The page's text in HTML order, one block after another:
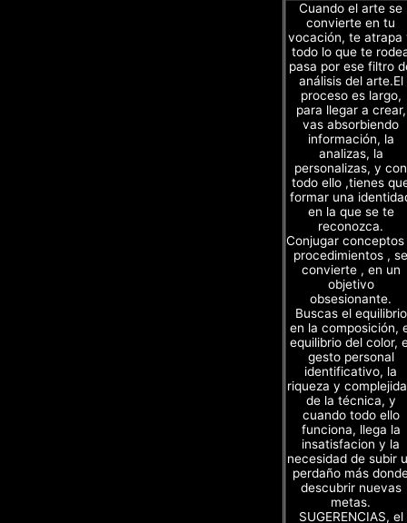
Cuando el arte se
convierte en tu
vocación, te atrapa
todo lo que te
pasa por ese filtro
análisis del arte.El
proceso es largo,
para llegar a crear,
vas absorbiendo
información, la
analizas, la
personalizas, y con
todo ello ,tienes
formar una
en la que se te
reconozca.
Conjugar
procedimientos , se
convierte , en un
objetivo
obsesionante.
Buscas el equilibrio
en la composición,
equilibrio del color,
gesto personal
identificativo, la
riqueza y
de la técnica, y
cuando todo ello
funciona, llega la
insatisfacion y la
necesidad de subir
perdaño más
descubrir nuevas
metas.
SUGERENCIAS, el